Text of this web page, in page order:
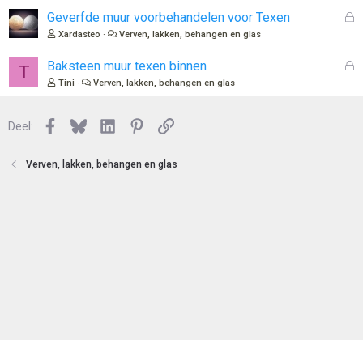
n
n
G
Geverfde muur voorbehandelen voor Texen
Xardasteo Verven, lakken, behangen en glas
T
G
Baksteen muur texen binnen
Tini Verven, lakken, behangen en glas
Deel: Facebook
BlueskyLinkedInPinterest
Link
Verven, lakken, behangen en glas